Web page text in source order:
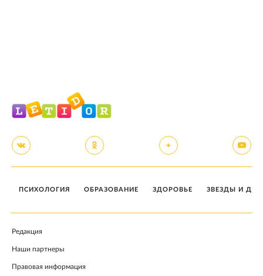
ПСИХОЛОГИЯ ОБРАЗОВАНИЕ ЗДОРОВЬЕ ЗВЕЗДЫ И
Редакция
Наши партнеры
Правовая информация